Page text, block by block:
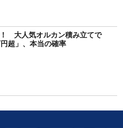
大人気オルカン積み立てで
円超」、本当の確率